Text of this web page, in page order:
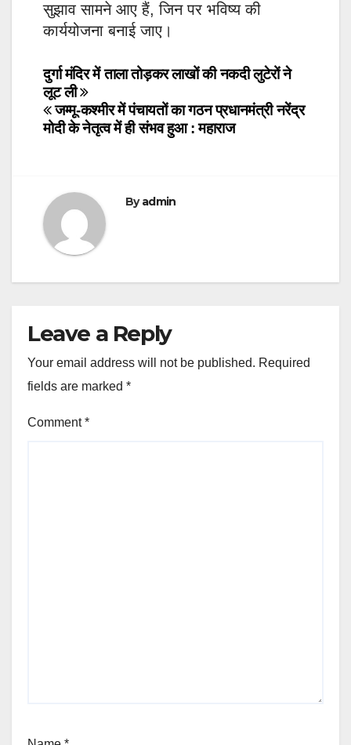
सुझाव सामने आए हैं, जिन पर भविष्य की
कार्ययोजना बनाई जाए।
Post
navigation
दुर्गा मंदिर में ताला तोड़कर लाखों की नकदी लुटेरों ने
लूट ली
जम्मू-कश्मीर में पंचायतों का गठन प्रधानमंत्री नरेंद्र
मोदी के नेतृत्व में ही संभव हुआ : महाराज
Byadmin
Leave a Reply
Your email address will not be published. Required
fields are marked *
Comment*